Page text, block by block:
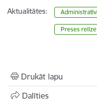
Aktualitātes:
Preses relīze
Drukāt lapu
Dalīties